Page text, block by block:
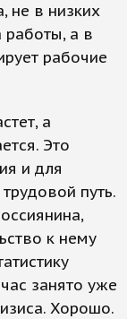
не в низких
работы, а в
рабочие
а
Это
и для
путь.
к нему
занято уже
Хорошо.